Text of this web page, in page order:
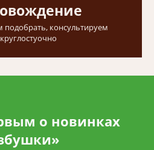
подобрать, консультируем
о новинках